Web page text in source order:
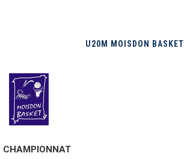
U20M MOISDON BASKET
CHAMPIONNAT